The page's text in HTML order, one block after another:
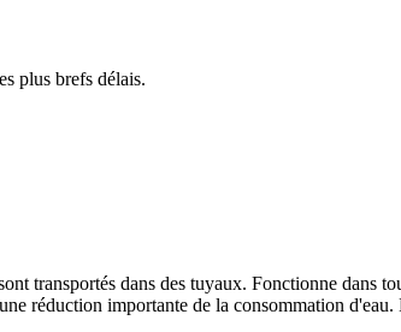
plus brefs délais.
transportés dans des tuyaux. Fonctionne dans
réduction importante de la consommation